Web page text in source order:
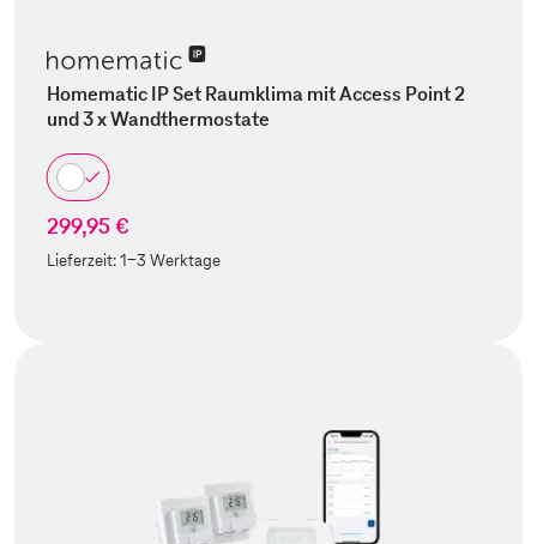
Homematic IP Set Raumklima mit Access Point 2
und 3 x Wandthermostate
299,95 €
Lieferzeit:1-3 Werktage